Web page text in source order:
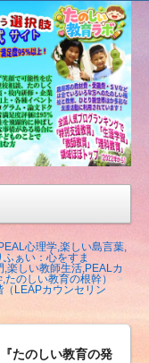
心理学,楽しい島言葉,
ぁい：心をすま
楽しい教師生活,PEALカ
のしい教育の根幹）
LEAPカウンセリン
たのしい教育の発